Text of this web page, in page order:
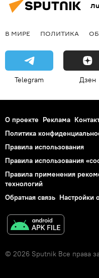
В МИРЕ ПОЛИТИКА
Telegram Дзен
О проекте Реклама
Политика
Правила использования
Правила использования
Правила применения
технологий
Обратная связь Настройки
© 2026 Sputnik Все права